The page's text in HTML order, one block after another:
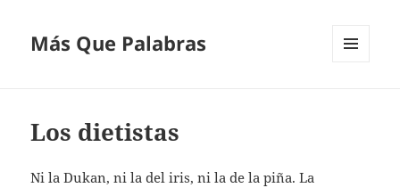
Más Que Palabras
Los dietistas
Ni la Dukan, ni la del iris, ni la de la piña. La